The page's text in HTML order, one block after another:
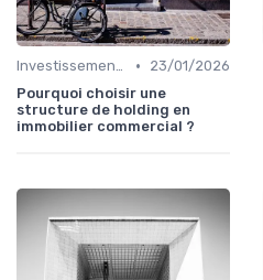
Investissements Immobiliers Stratégiques •
23/01/2026
Pourquoi choisir une
structure de holding en
immobilier commercial ?